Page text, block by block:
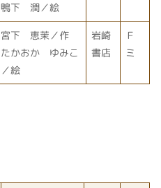
鴨下 潤／絵
宮下 恵茉／作
たかおか ゆみこ
／絵
岩崎
書店
Ｆ
ミ